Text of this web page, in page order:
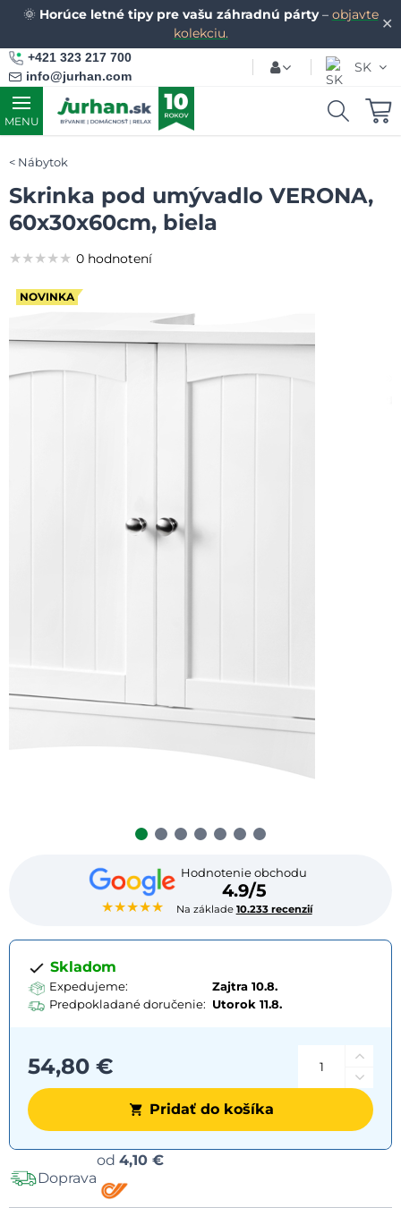
✕
🌞 Horúce letné tipy pre vašu záhradnú párty– objavte
kolekciu.
+421 323 217 700
info@jurhan.com
SK
MENU
Nábytok
Skrinka pod umývadlo VERONA,
60x30x60cm, biela
NOVINKA
★★★★★
Hodnotenie obchodu
4.9/5
Na základe 10.233 recenzií
★★★★★
★★★★★
★★★★★ 0 hodnotení
Skladom
Expedujeme:
Zajtra 10.8.
Predpokladané doručenie: Utorok 11.8.
54,80 €
Pridať do košíka
Doprava
od 4,10 €